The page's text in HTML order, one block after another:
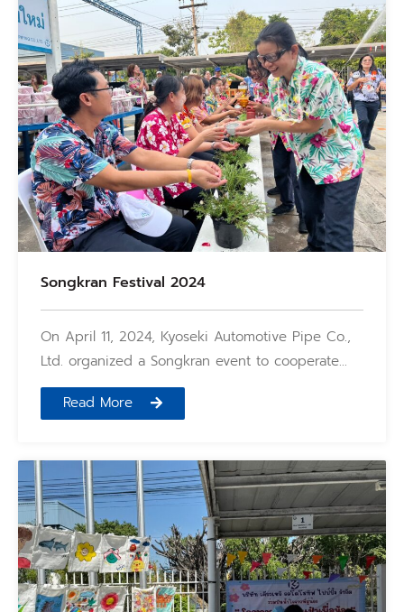
Songkran Festival 2024
On April 11, 2024, Kyoseki Automotive Pipe Co.,
Ltd. organized a Songkran event to cooperate…
Read More